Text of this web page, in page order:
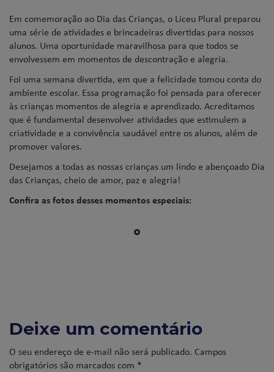
Em comemoração ao Dia das Crianças, o Liceu Plural preparou
uma série de atividades e brincadeiras divertidas para nossos
alunos. Uma oportunidade maravilhosa para que todos se
envolvessem em momentos de descontração e alegria.
Foi uma semana divertida, em que a felicidade tomou conta do
ambiente escolar. Essa programação foi pensada para oferecer
às crianças momentos de alegria e aprendizado. Acreditamos
que é fundamental desenvolver atividades que estimulem a
criatividade e a convivência saudável entre os alunos, além de
promover valores.
Desejamos a todas as nossas crianças um lindo e abençoado Dia
das Crianças, cheio de amor, paz e alegria!
Confira as fotos desses momentos especiais:
Deixe um comentário
O seu endereço de e-mail não será publicado. Campos
obrigatórios são marcados com *